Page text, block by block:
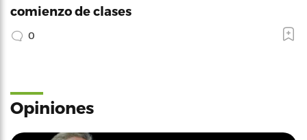
comienzo de clases
0
Opiniones